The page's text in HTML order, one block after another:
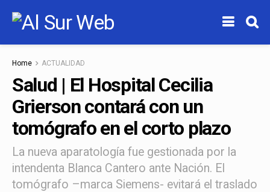
Home ACTUALIDAD
Salud | El Hospital Cecilia
Grierson contará con un
tomógrafo en el corto plazo
La nueva aparatología fue gestionada por la
intendenta Blanca Cantero ante Nación. El
tomógrafo –marca Siemens- evitará el traslado